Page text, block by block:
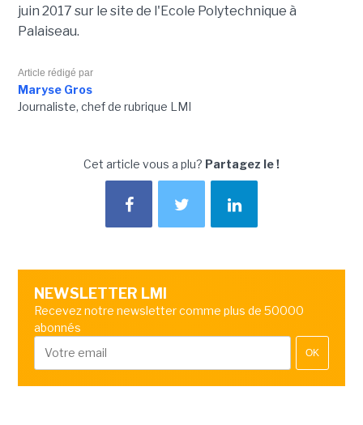
juin 2017 sur le site de l'Ecole Polytechnique à
Palaiseau.
Article rédigé par
Maryse Gros
Journaliste, chef de rubrique LMI
Cet article vous a plu? Partagez le !
NEWSLETTER LMI
Recevez notre newsletter comme plus de 50000
abonnés
OK